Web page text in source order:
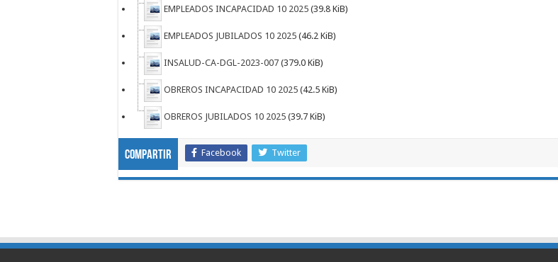
EMPLEADOS INCAPACIDAD 10 2025(39.8 KiB)
EMPLEADOS JUBILADOS 10 2025(46.2 KiB)
INSALUD-CA-DGL-2023-007(379.0 KiB)
OBREROS INCAPACIDAD 10 2025(42.5 KiB)
OBREROS JUBILADOS 10 2025(39.7 KiB)
Compartir Facebook Twitter